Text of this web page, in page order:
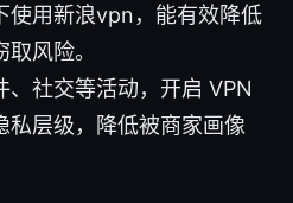
使用新浪vpn，能有效降低
风险。
、社交等活动，开启 VPN
私层级，降低被商家画像